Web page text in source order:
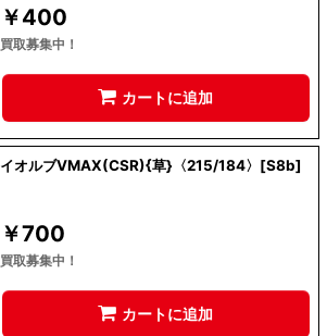
￥400
買取募集中！
カートに追加
イオルブVMAX(CSR){草}〈215/184〉[S8b]
￥700
買取募集中！
カートに追加